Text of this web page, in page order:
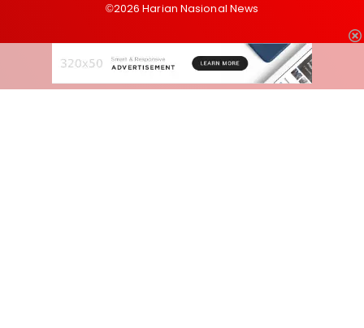
©2026 Harian Nasional News